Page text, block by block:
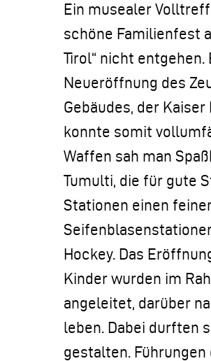
Ein musealer
schöne Familienfest
Tirol“ nicht
Neueröffnung des
Gebäudes, der
konnte somit
Waffen sah man
Tumulti, die für gute
Stationen einen
Hockey. Das
Kinder wurden im
angeleitet, darüber
leben. Dabei durften
gestalten. Führungen